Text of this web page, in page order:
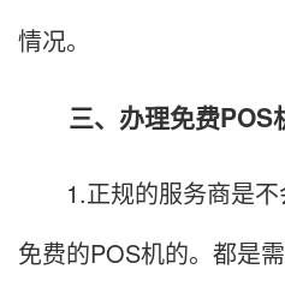
情况。
三、办理免费POS
1.正规的服务商是不
免费的POS机的。都是